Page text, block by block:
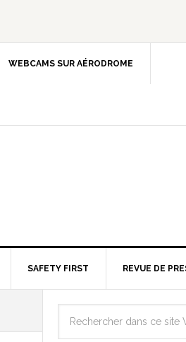
WEBCAMS SUR AÉRODROME
SAFETY FIRST REVUE DE